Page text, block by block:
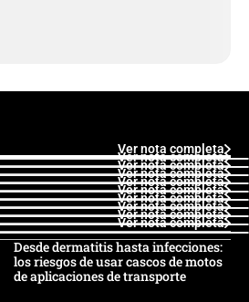
Ver nota completa
Ver nota completa
Ver nota completa
Ver nota completa
Ver nota completa
Ver nota completa
Ver nota completa
Ver nota completa
Ver nota completa
Ver nota completa
Desde dermatitis hasta infecciones:
los riesgos de usar cascos de motos
de aplicaciones de transporte